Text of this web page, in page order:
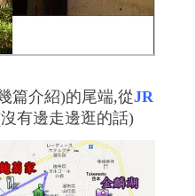
篇介紹)的尾端,從JR
沒有邊走邊逛的話)